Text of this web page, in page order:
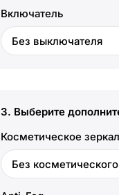
Включатель
Без выключателя
3. Выберите
Косметическое
Без